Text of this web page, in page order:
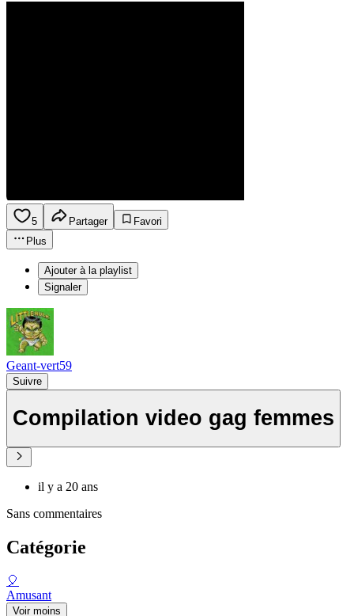
5 Partager
Favori
Plus
Ajouter à la playlist
Signaler
Geant-vert59
Suivre
Compilation video gag femmes
il y a 20 ans
Sans commentaires
Catégorie
🎈
Amusant
Voir moins